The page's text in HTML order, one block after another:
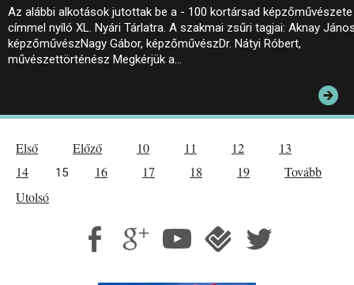
Az alábbi alkotások jutottak be a - 100 kortársad
címmel nyíló XL. Nyári Tárlatra. A szakmai zsűri tagjai: Aknay
képzőművészNagy Gábor, képzőművészDr. Nátyi Róbert,
művészettörténész Megkérjük a…
Első Előző 10 11 12
13
14
15 16 17 18 19
Tovább
Utolsó